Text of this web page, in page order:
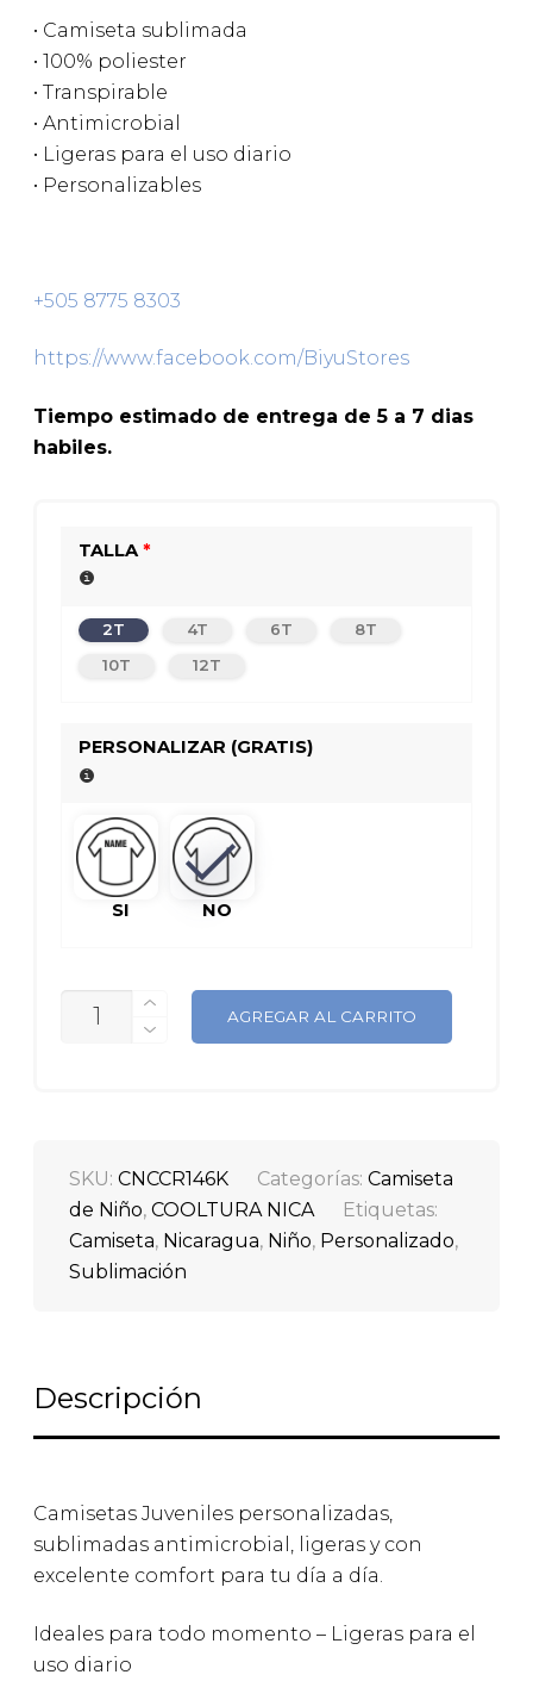
• Camiseta sublimada
• 100% poliester
• Transpirable
• Antimicrobial
• Ligeras para el uso diario
• Personalizables
+505 8775 8303
https://www.facebook.com/BiyuStores
Tiempo estimado de entrega de 5 a 7 dias
habiles.
TALLA*
2T 4T 6T
8T
10T
12T
PERSONALIZAR (GRATIS)
SI NO
CANTIDAD
AGREGAR AL CARRITO
SKU:CNCCR146K Categorías:Camiseta
de Niño,COOLTURA NICA
Etiquetas:
Camiseta, Nicaragua, Niño, Personalizado,
Sublimación
Descripción
Camisetas Juveniles personalizadas,
sublimadas antimicrobial, ligeras y con
excelente comfort para tu día a día.
Ideales para todo momento – Ligeras para el
uso diario